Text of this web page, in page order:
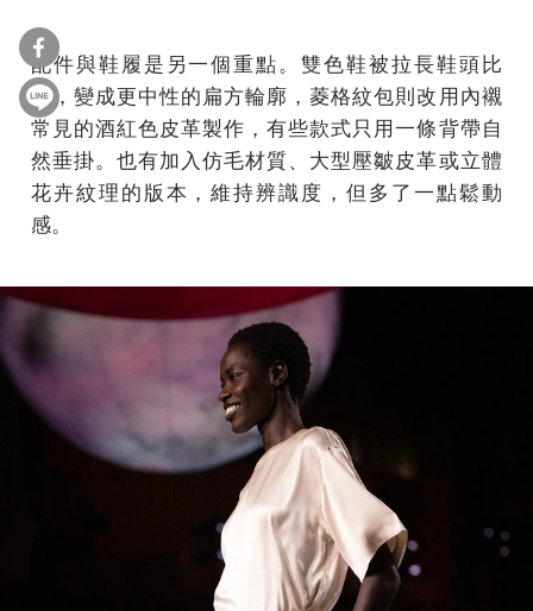
配件與鞋履是另一個重點。雙色鞋被拉長鞋頭比
例，變成更中性的扁方輪廓，菱格紋包則改用內襯
常見的酒紅色皮革製作，有些款式只用一條背帶自
然垂掛。也有加入仿毛材質、大型壓皺皮革或立體
花卉紋理的版本，維持辨識度，但多了一點鬆動
感。